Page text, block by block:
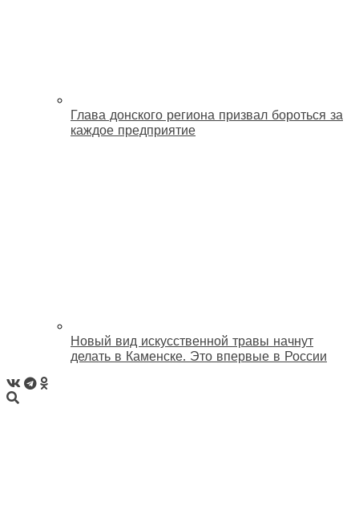
Глава донского региона призвал бороться за
каждое предприятие
Новый вид искусственной травы начнут
делать в Каменске. Это впервые в России